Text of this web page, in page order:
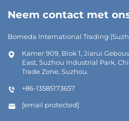
Neem contact met
Bomeda International Trading
Kamer 909, Blok 1, Jiarui
East, Suzhou Industrial Park,
Trade Zone, Suzhou.
+86-13585173657
[email protected]